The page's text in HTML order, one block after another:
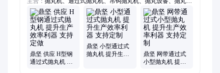
理机、履带式抛丸机、网带式抛丸机、钢板抛丸机、钢管抛丸
机、抛丸机厂家
鼎坚 供应 H型钢
通过式抛丸机 提
鼎坚 小型通过式
抛丸机 提升生产
鼎坚 网带通过式
小型抛丸机 提升